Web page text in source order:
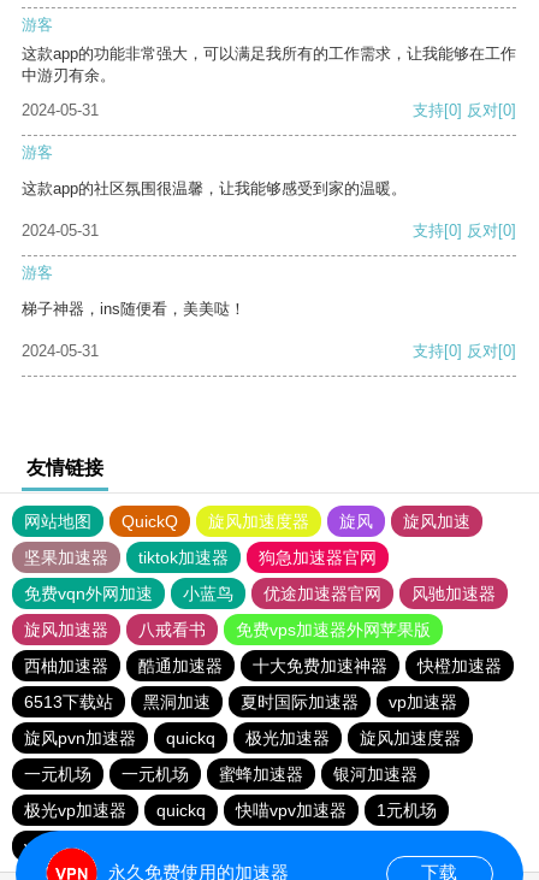
游客
这款app的功能非常强大，可以满足我所有的工作需求，让我能够在工作
中游刃有余。
2024-05-31
支持[0] 反对[0]
游客
这款app的社区氛围很温馨，让我能够感受到家的温暖。
2024-05-31 支持[0] 反对[0]
游客
梯子神器，ins随便看，美美哒！
2024-05-31 支持[0] 反对[0]
友情链接
网站地图 QuickQ 旋风加速度器 旋风
旋风加速
坚果加速器
tiktok加速器
狗急加速器官网
免费vqn外网加速
小蓝鸟 优途加速器官网
风驰加速器
旋风加速器
八戒看书
免费vps加速器外网苹果版
西柚加速器
酷通加速器 十大免费加速神器
快橙加速器
6513下载站
黑洞加速 夏时国际加速器
vp加速器
旋风pvn加速器
quickq 极光加速器
旋风加速度器
一元机场
一元机场 蜜蜂加速器
银河加速器
极光vp加速器
quickq 快喵vpv加速器
1元机场
vqn加速
永久免费使用的加速器 下载